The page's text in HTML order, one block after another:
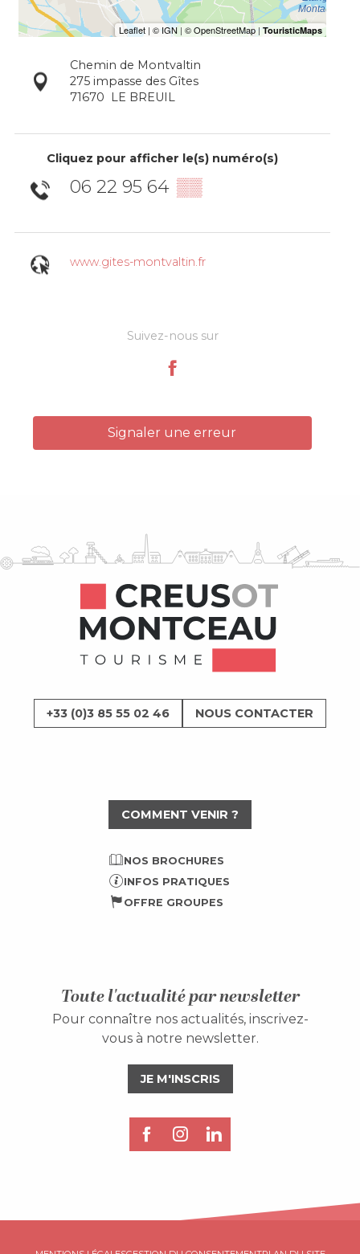
Chemin de Montvaltin
275 impasse des Gîtes
71670
LE BREUIL
Cliquez pour afficher le(s) numéro(s)
06 22 95 64 ▒▒
www.gites-montvaltin.fr
Suivez-nous sur
Signaler une erreur
COMMENT VENIR ?
NOS BROCHURES
INFOS PRATIQUES
OFFRE GROUPES
+33 (0)3 85 55 02 46 NOUS CONTACTER
Toute l'actualité par newsletter
Pour connaître nos actualités, inscrivez-
vous à notre newsletter.
JE M'INSCRIS